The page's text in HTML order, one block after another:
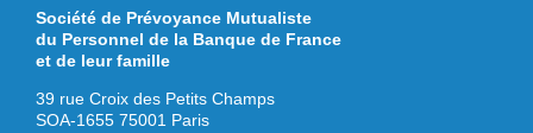
Société de Prévoyance Mutualiste
du Personnel de la Banque de France
et de leur famille
39 rue Croix des Petits Champs
SOA-1655 75001 Paris